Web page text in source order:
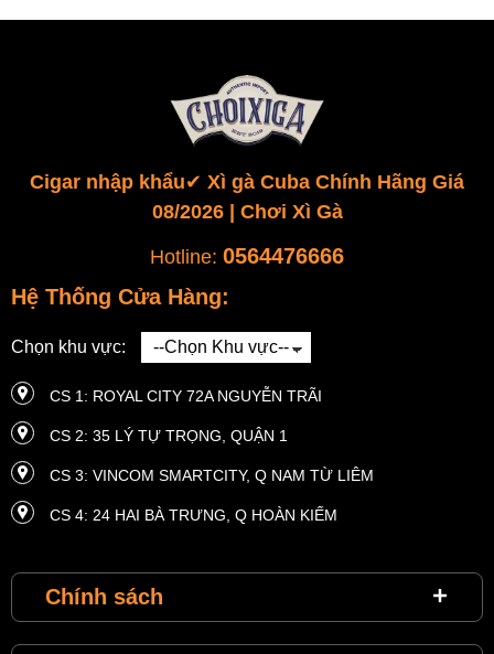
Cigar nhập khẩu✔️ Xì gà Cuba Chính Hãng Giá
08/2026 | Chơi Xì Gà
Hotline: 0564476666
Hệ Thống Cửa Hàng:
Chọn khu vực:
CS 1: ROYAL CITY 72A NGUYỄN TRÃI
CS 2: 35 LÝ TỰ TRỌNG, QUẬN 1
CS 3: VINCOM SMARTCITY, Q NAM TỪ LIÊM
CS 4: 24 HAI BÀ TRƯNG, ​​Q HOÀN KIẾM
CS 6: MASTERI THẢO ĐIỀN, P THẢO ĐIỀN, QUẬN 2
Chính sách